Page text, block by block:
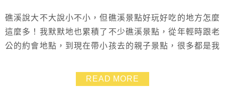
礁溪說大不大說小不小，但礁溪景點好玩好吃的地方怎麼
這麼多！我默默地也累積了不少礁溪景點，從年輕時跟老
公的約會地點，到現在帶小孩去的親子景點，很多都是我
有礁溪美拍有礁溪美食，很適合親子同行哦～
READ MORE